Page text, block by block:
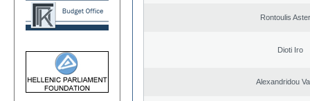
Rontoulis
Dioti Iro
Alexandridou